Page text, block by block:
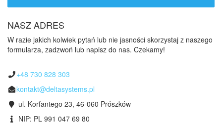
NASZ ADRES
W razie jakich kolwiek pytań lub nie jasności skorzystaj z naszego
formularza, zadzwoń lub napisz do nas. Czekamy!
+48 730 828 303
kontakt@deltasystems.pl
ul. Korfantego 23, 46-060 Prószków
NIP: PL 991 047 69 80